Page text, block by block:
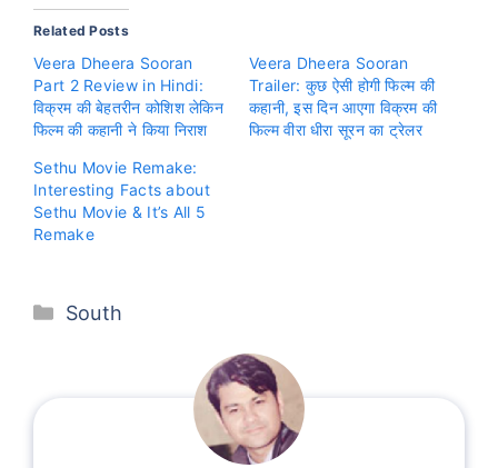
Related Posts
Veera Dheera Sooran
Part 2 Review in Hindi:
विक्रम की बेहतरीन कोशिश लेकिन
फिल्म की कहानी ने किया निराश
Veera Dheera Sooran
Trailer: कुछ ऐसी होगी फिल्म की
कहानी, इस दिन आएगा विक्रम की
फिल्म वीरा धीरा सूरन का ट्रेलर
Sethu Movie Remake:
Interesting Facts about
Sethu Movie & It’s All 5
Remake
Categories
South